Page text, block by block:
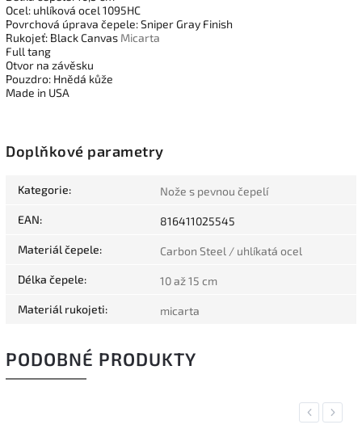
Ocel: uhlíková ocel 1095HC
Povrchová úprava čepele: Sniper Gray Finish
Rukojeť: Black Canvas Micarta
Full tang
Otvor na závěsku
Pouzdro: Hnědá kůže
Made in USA
Doplňkové parametry
Kategorie: Nože s pevnou čepelí
EAN: 816411025545
Materiál čepele: Carbon Steel / uhlíkatá ocel
Délka čepele: 10 až 15 cm
Materiál rukojeti: micarta
PODOBNÉ PRODUKTY
Previous
Next